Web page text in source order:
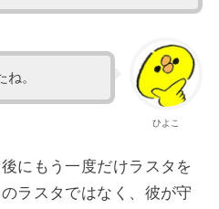
ひよこ
。
にもう一度だけラスタを
ラスタではなく、彼が守